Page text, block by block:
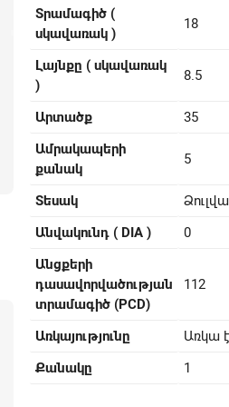
Տրամագիծ (
սկավառակ )
18
Լայնքը ( սկավառակ
)
8.5
Արտածք
35
Ամրակապերի
քանակ
5
Տեսակ
Անվակունդ ( DIA )
0
Անցքերի
դասավորվածության
տրամագիծ (PCD)
112
Առկայությունը
Առկա
Քանակը
1